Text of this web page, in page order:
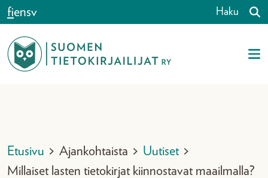
Siirry sisältöön
fiensv Haku
Etusivu > Ajankohtaista > Uutiset >
Millaiset lasten tietokirjat kiinnostavat maailmalla?